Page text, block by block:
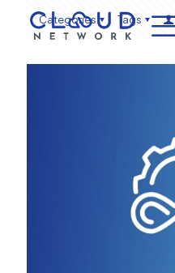
Categories Tags